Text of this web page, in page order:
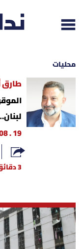
إقرأ الجريدة
لبنان
محليات
أسرار
محليات
طارق
19 . 08 . 2025
3 دقائق للقراءة